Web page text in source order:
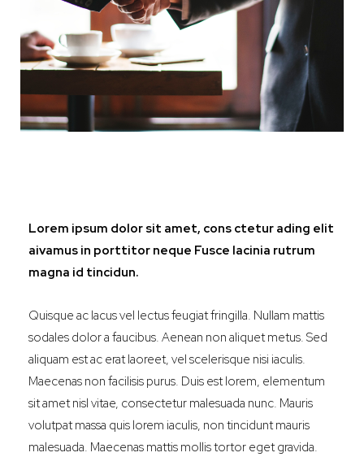
Lorem ipsum dolor sit amet, cons ctetur ading elit
aivamus in porttitor neque Fusce lacinia rutrum
magna id tincidun.
Quisque ac lacus vel lectus feugiat fringilla. Nullam mattis
sodales dolor a faucibus. Aenean non aliquet metus. Sed
aliquam est ac erat laoreet, vel scelerisque nisi iaculis.
Maecenas non facilisis purus. Duis est lorem, elementum
sit amet nisl vitae, consectetur malesuada nunc. Mauris
volutpat massa quis lorem iaculis, non tincidunt mauris
malesuada. Maecenas mattis mollis tortor eget gravida.